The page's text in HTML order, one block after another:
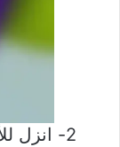
2- انزل للأسفل, اختر “الميزات المتقدمة”.